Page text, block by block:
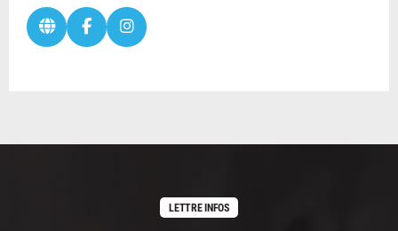
LETTRE INFOS